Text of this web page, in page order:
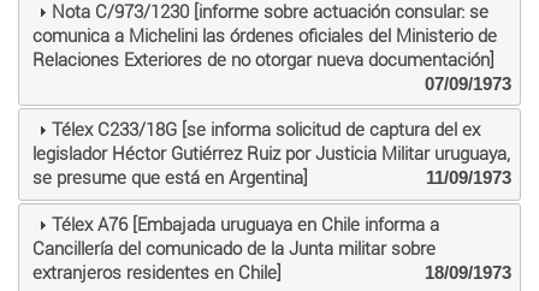
Nota C/973/1230 [informe sobre actuación consular: se
comunica a Michelini las órdenes oficiales del Ministerio de
Relaciones Exteriores de no otorgar nueva documentación]
07/09/1973
Télex C233/18G [se informa solicitud de captura del ex
legislador Héctor Gutiérrez Ruiz por Justicia Militar uruguaya,
se presume que está en Argentina]
11/09/1973
Télex A76 [Embajada uruguaya en Chile informa a
Cancillería del comunicado de la Junta militar sobre
extranjeros residentes en Chile]
18/09/1973